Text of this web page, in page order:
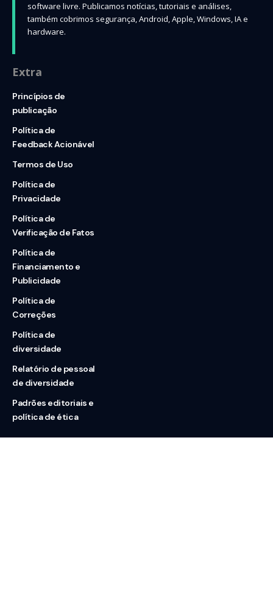
software livre. Publicamos notícias, tutoriais e análises,
também cobrimos segurança, Android, Apple, Windows, IA e
hardware.
Extra
Princípios de
publicação
Política de
Feedback Acionável
Termos de Uso
Política de
Privacidade
Política de
Verificação de Fatos
Política de
Financiamento e
Publicidade
Política de
Correções
Política de
diversidade
Relatório de pessoal
de diversidade
Padrões editoriais e
política de ética